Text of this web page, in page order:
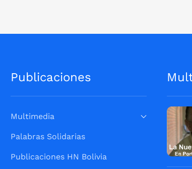
Publicaciones
Multimedia
Palabras Solidarias
Publicaciones HN Bolivia